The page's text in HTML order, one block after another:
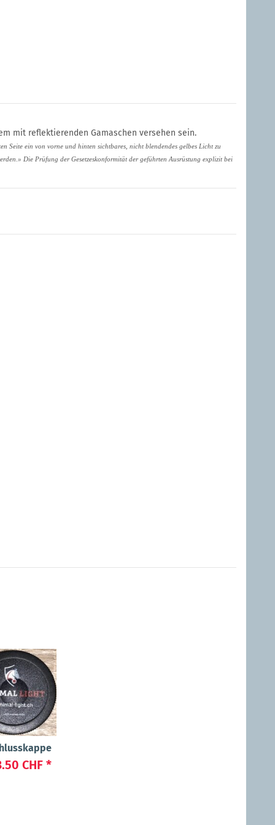
mit reflektierenden Gamaschen versehen sein.
Seite ein von vorne und hinten sichtbares, nicht blendendes gelbes Licht zu
Die Prüfung der Gesetzeskonformität der geführten Ausrüstung explizit bei
CHF *